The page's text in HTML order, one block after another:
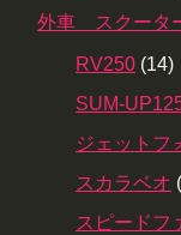
外車 スクータ
RV250 (14)
SUM-
ジェットフ
スカラベオ
スピードフ